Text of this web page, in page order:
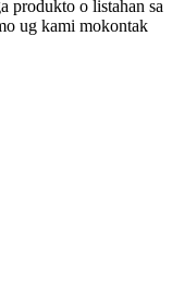
produkto o listahan sa
ug kami mokontak